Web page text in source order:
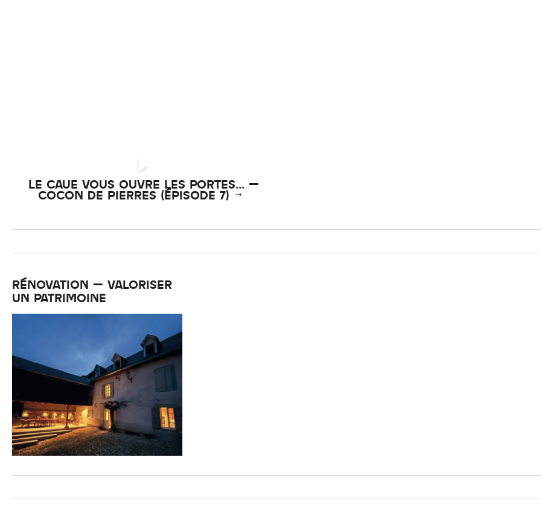
LE CAUE VOUS OUVRE LES PORTES... –
COCON DE PIERRES (ÉPISODE 7)
RÉNOVATION – VALORISER
UN PATRIMOINE